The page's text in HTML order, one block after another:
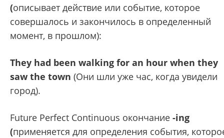
(описывает действие или событие, которое
совершалось и закончилось в определенный
момент, в прошлом):
They had been walking for an hour when they
saw the town (Они шли уже час, когда увидели
город).
Future Perfect Continuous окончание -ing
(применяется для определения события,